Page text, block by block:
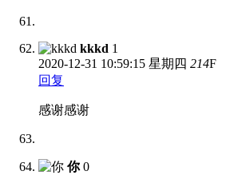
kkkd 1
2020-12-31 10:59:15 星期四 214F
回复
感谢感谢
你 0